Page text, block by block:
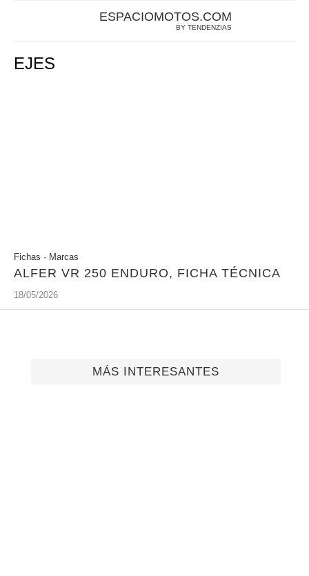
ESPACIOMOTOS.COM
BY TENDENZIAS
EJES
Fichas · Marcas
ALFER VR 250 ENDURO, FICHA TÉCNICA
18/05/2026
MÁS INTERESANTES